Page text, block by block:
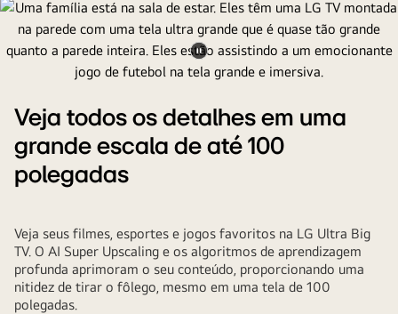
Pausar
Veja todos os detalhes em uma
grande escala de até 100
polegadas
Veja seus filmes, esportes e jogos favoritos na LG Ultra Big
TV. O AI Super Upscaling e os algoritmos de aprendizagem
profunda aprimoram o seu conteúdo, proporcionando uma
nitidez de tirar o fôlego, mesmo em uma tela de 100
polegadas.